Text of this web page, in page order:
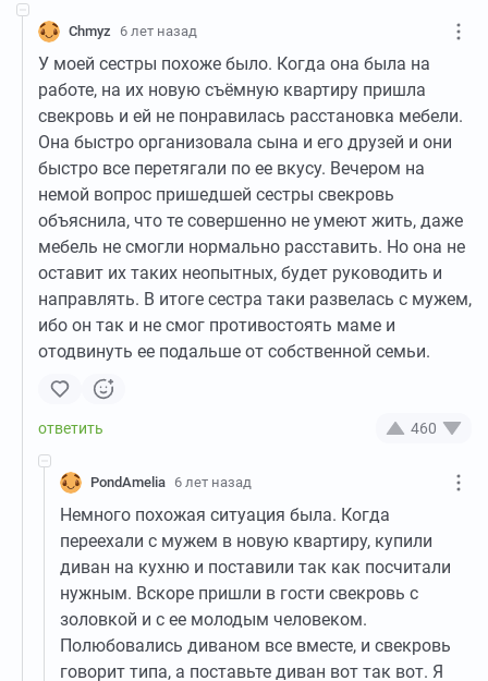
Chmyz 6 лет назад
У моей сестры похоже было. Когда она была на
работе, на их новую съёмную квартиру пришла
свекровь и ей не понравилась расстановка мебели.
Она быстро организовала сына и его друзей и они
быстро все перетягали по ее вкусу. Вечером на
немой вопрос пришедшей сестры свекровь
объяснила, что те совершенно не умеют жить, даже
мебель не смогли нормально расставить. Но она не
оставит их таких неопытных, будет руководить и
направлять. В итоге сестра таки развелась с мужем,
ибо он так и не смог противостоять маме и
отодвинуть ее подальше от собственной семьи.
460
PondAmelia 6 лет назад
Немного похожая ситуация была. Когда
переехали с мужем в новую квартиру, купили
диван на кухню и поставили так как посчитали
нужным. Вскоре пришли в гости свекровь с
золовкой и с ее молодым человеком.
Полюбовались диваном все вместе, и свекровь
говорит типа, а поставьте диван вот так вот. Я